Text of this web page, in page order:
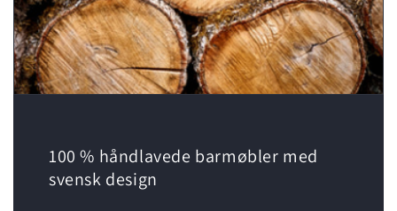
100 % håndlavede barmøbler med
svensk design